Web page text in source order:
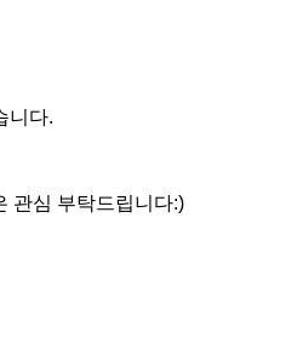
니다.
관심 부탁드립니다:)